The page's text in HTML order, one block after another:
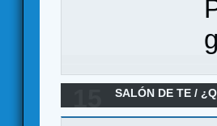
SALÓN DE TE /
parece?